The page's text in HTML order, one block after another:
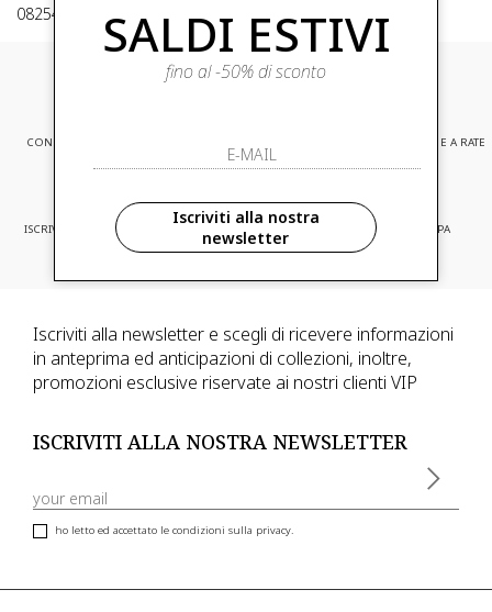
0825449414
CONSEGNA EXPRESS PAGAMENTI SICURI E A RATE
ISCRIVITI ED ACCEDI A PROMOZIONI
RISERVATE
CONSEGNA IN TUTTA EUROPA
Iscriviti alla newsletter e scegli di ricevere informazioni
in anteprima ed anticipazioni di collezioni, inoltre,
promozioni esclusive riservate ai nostri clienti VIP
ISCRIVITI ALLA NOSTRA NEWSLETTER
ho letto ed accettato le condizioni sulla privacy.
SALDI ESTIVI
fino al -50% di sconto
Iscriviti alla nostra
newsletter